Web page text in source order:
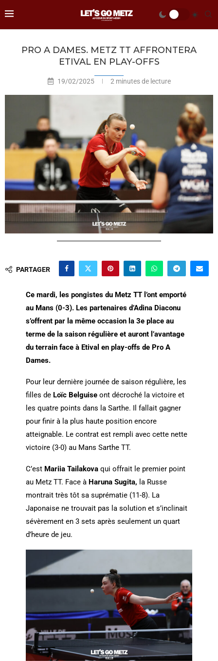
PRO A DAMES. METZ TT AFFRONTERA
ETIVAL EN PLAY-OFFS
19/02/2025 2 minutes de lecture
PARTAGER
Ce mardi, les pongistes du Metz TT l’ont emporté
au Mans (0-3). Les partenaires d’Adina Diaconu
s’offrent par la même occasion la 3e place au
terme de la saison régulière et auront l’avantage
du terrain face à Etival en play-offs de Pro A
Dames.
Pour leur dernière journée de saison régulière, les
filles de Loïc Belguise ont décroché la victoire et
les quatre points dans la Sarthe. Il fallait gagner
pour finir à la plus haute position encore
atteignable. Le contrat est rempli avec cette nette
victoire (3-0) au Mans Sarthe TT.
C’est Mariia Tailakova qui offrait le premier point
au Metz TT. Face à Haruna Sugita, la Russe
montrait très tôt sa suprématie (11-8). La
Japonaise ne trouvait pas la solution et s’inclinait
sévèrement en 3 sets après seulement un quart
d’heure de jeu.